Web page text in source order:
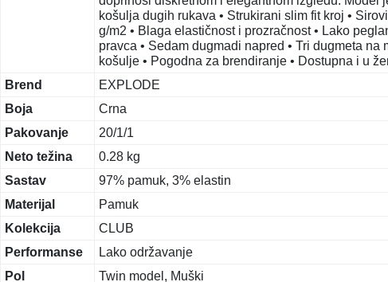
košulja dugih rukava • Strukirani slim fit kroj •
g/m2 • Blaga elastičnost i prozračnost • Lako
pravca • Sedam dugmadi napred • Tri dugmeta
košulje • Pogodna za brendiranje • Dostupna i u
Brend
EXPLODE
Boja
Crna
Pakovanje
20/1/1
Neto težina
0.28 kg
Sastav
97% pamuk, 3% elastin
Materijal
Pamuk
Kolekcija
CLUB
Performanse
Lako održavanje
Pol
Twin model, Muški